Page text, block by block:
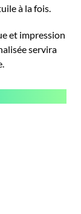
à la fois.
et impression
servira